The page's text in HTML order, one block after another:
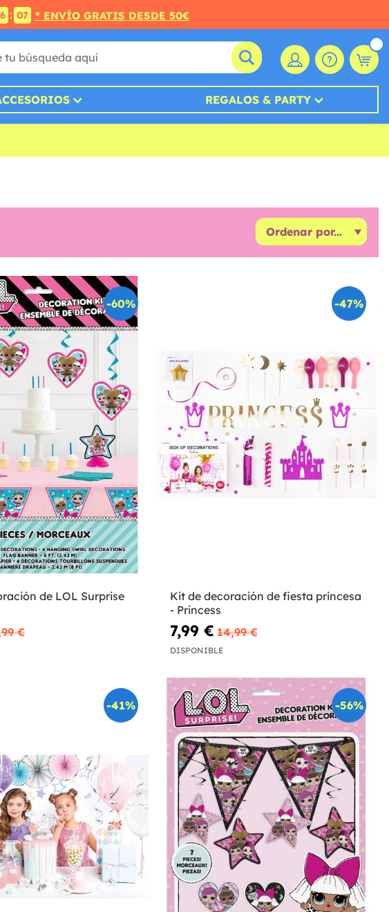
: 05 * ENVÍO GRATIS DESDE 50€
REGALOS & PARTY
-60%
de LOL Surprise
€
-47%
Kit de decoración de fiesta princesa
- Princess
7,99 € 14,99 €
DISPONIBLE
-41% -56%